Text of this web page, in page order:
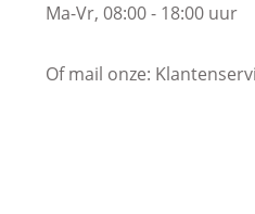
Ma-Vr, 08:00 - 18:00 uur
Of mail onze: